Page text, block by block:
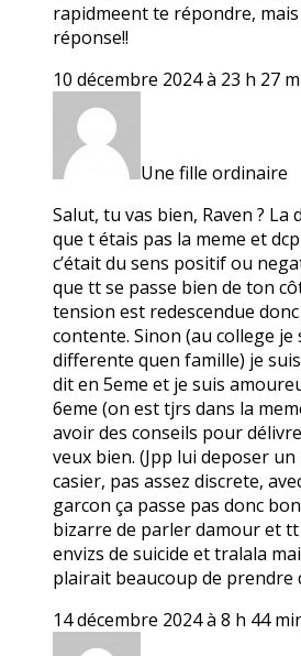
rapidmeent te répondre, mais
réponse!!
10 décembre 2024 à 23 h 27
Une fille ordinaire
Salut, tu vas bien, Raven ?
que t étais pas la meme et
c’était du sens positif ou
que tt se passe bien de ton
tension est redescendue
contente. Sinon (au college
differente quen famille) je
dit en 5eme et je suis
6eme (on est tjrs dans la
avoir des conseils pour
veux bien. (Jpp lui deposer
casier, pas assez discrete,
garcon ça passe pas donc
bizarre de parler damour et
envizs de suicide et tralala
plairait beaucoup de prendre
14 décembre 2024 à 8 h 44